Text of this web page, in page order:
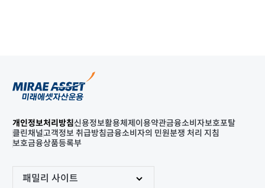
개인정보처리방침신용정보활용체제 이용약관금융소비자보호포탈
클린채널고객정보 취급방침금융소비자의 민원분쟁 처리 지침
보호금융상품등록부
패밀리 사이트